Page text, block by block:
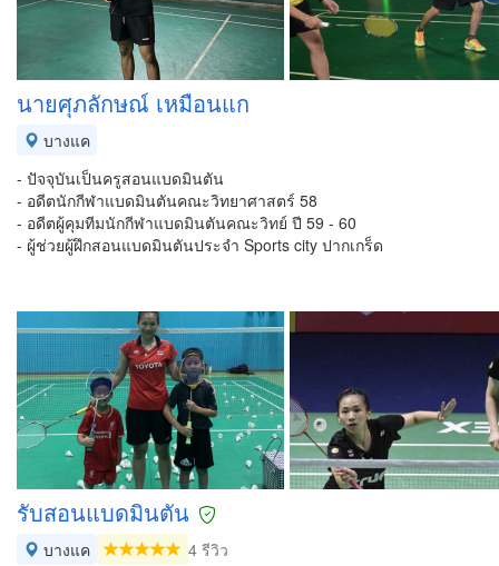
นายศุภลักษณ์ เหมือนแก
บางแค
- ปัจจุบันเป็นครูสอนแบดมินตัน
- อดีตนักกีฬาแบดมินตันคณะวิทยาศาสตร์ 58
- อดีตผู้คุมทีมนักกีฬาแบดมินตันคณะวิทย์ ปี 59 - 60
- ผู้ช่วยผู้ฝึกสอนแบดมินตันประจำ Sports city ปากเกร็ด
รับสอนแบดมินตัน
บางแค
4 รีวิว